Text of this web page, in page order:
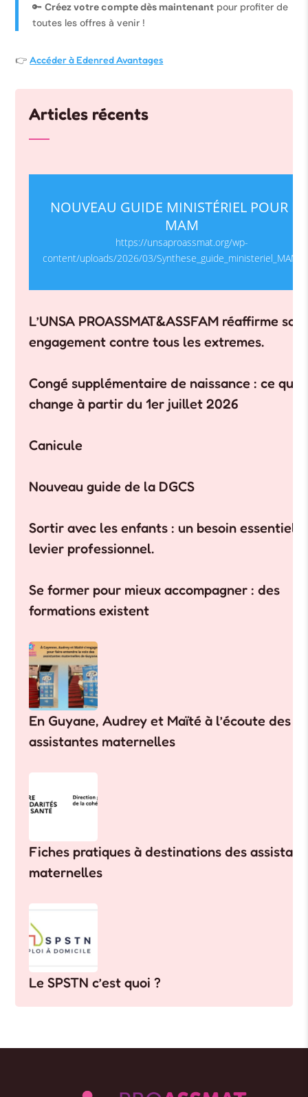
🔑Créez votre compte dès maintenant pour profiter de
toutes les offres à venir !
👉Accéder à Edenred Avantages
Articles récents
NOUVEAU GUIDE MINISTÉRIEL POUR
MAM
https://unsaproassmat.org/wp-
content/uploads/2026/03/
L’UNSA PROASSMAT&ASSFAM réaffirme son
engagement contre tous les extremes.
Congé supplémentaire de naissance : ce qui
change à partir du 1er juillet 2026
Canicule
Nouveau guide de la DGCS
Sortir avec les enfants : un besoin essentiel,
levier professionnel.
Se former pour mieux accompagner : des
formations existent
En Guyane, Audrey et Maïté à l’écoute des
assistantes maternelles
Fiches pratiques à destinations des
maternelles
Le SPSTN c’est quoi ?